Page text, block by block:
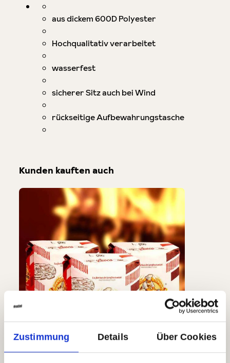
Zustimmung Details Über Cookies
aus dickem 600D Polyester
Hochqualitativ verarbeitet
wasserfest
sicherer Sitz auch bei Wind
rückseitige Aufbewahrungstasche
Kunden kauften auch
Produktgalerie überspringen